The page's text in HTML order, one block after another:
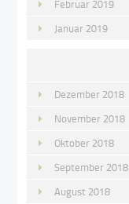
Februar 2019
Januar 2019
Dezember 2018
November 2018
Oktober 2018
September 2018
August 2018